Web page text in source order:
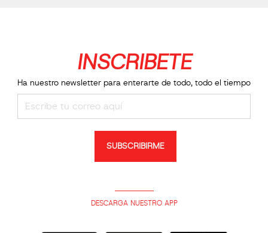
INSCRIBETE
Ha nuestro newsletter para enterarte de todo, todo el tiempo
SUBSCRIBIRME
DESCARGA NUESTRO APP